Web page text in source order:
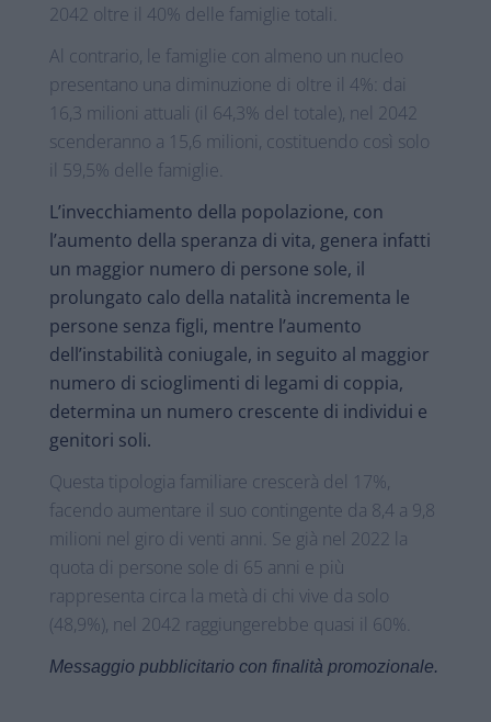
2042 oltre il 40% delle famiglie totali.
Al contrario, le famiglie con almeno un nucleo
presentano una diminuzione di oltre il 4%: dai
16,3 milioni attuali (il 64,3% del totale), nel 2042
scenderanno a 15,6 milioni, costituendo così solo
il 59,5% delle famiglie.
L’invecchiamento della popolazione, con
l’aumento della speranza di vita, genera infatti
un maggior numero di persone sole, il
prolungato calo della natalità incrementa le
persone senza figli, mentre l’aumento
dell’instabilità coniugale, in seguito al maggior
numero di scioglimenti di legami di coppia,
determina un numero crescente di individui e
genitori soli.
Questa tipologia familiare crescerà del 17%,
facendo aumentare il suo contingente da 8,4 a 9,8
milioni nel giro di venti anni. Se già nel 2022 la
quota di persone sole di 65 anni e più
rappresenta circa la metà di chi vive da solo
(48,9%), nel 2042 raggiungerebbe quasi il 60%.
Messaggio pubblicitario con finalità promozionale.